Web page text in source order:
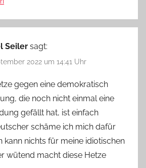
Seiler sagt:
2022 um 14:41 Uhr
gegen eine demokratisch
die noch nicht einmal eine
gefällt hat, ist einfach
schäme ich mich dafür
kann nichts für meine idiotischen
wütend macht diese Hetze